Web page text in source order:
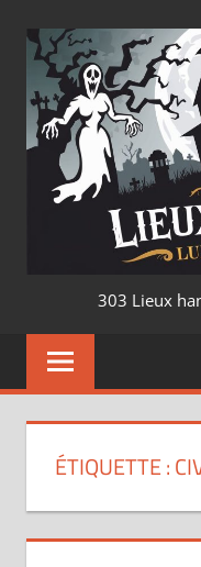
contenu
303 Lieux
ÉTIQUETTE :